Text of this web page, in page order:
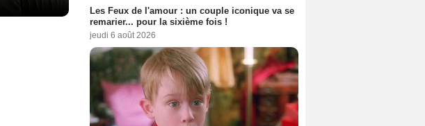
Les Feux de l'amour : un couple iconique va se
remarier... pour la sixième fois !
jeudi 6 août 2026